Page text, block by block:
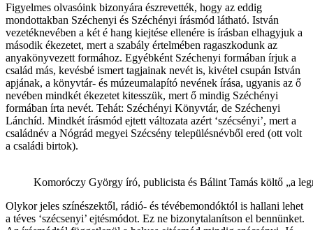
Figyelmes olvasóink bizonyára észrevették, hogy az eddig
mondottakban Széchenyi és Széchényi írásmód látható. István
vezetéknevében a két é hang kiejtése ellenére is írásban elhagyjuk a
második ékezetet, mert a szabály értelmében ragaszkodunk az
anyakönyvezett formához. Egyébként Széchenyi formában írjuk a
család más, kevésbé ismert tagjainak nevét is, kivétel csupán István
apjának, a könyvtár- és múzeumalapító nevének írása, ugyanis az ő
nevében mindkét ékezetet kitesszük, mert ő mindig Széchényi
formában írta nevét. Tehát: Széchényi Könyvtár, de Széchenyi
Lánchíd. Mindkét írásmód ejtett változata azért ‘szécsényi’, mert a
családnév a Nógrád megyei Szécsény településnévből ered (ott volt
a családi birtok).
Komoróczy György író, publicista és Bálint Tamás költő „a
Olykor jeles színészektől, rádió- és tévébemondóktól is hallani lehet
a téves ‘szécsenyi’ ejtésmódot. Ez ne bizonytalanítson el bennünket.